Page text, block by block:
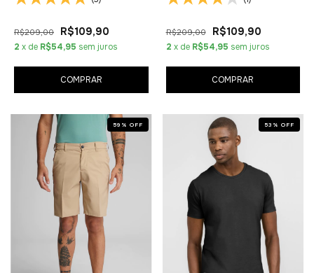
R$209,00 R$109,90
2 x de R$54,95 sem juros
COMPRAR
R$209,00 R$109,90
2 x de R$54,95 sem juros
COMPRAR
59 % OFF 53 % OFF